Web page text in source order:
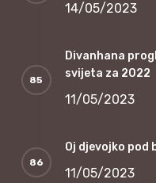
14/05/2023
Divanhana
svijeta za 2022
11/05/2023
Oj djevojko pod
11/05/2023